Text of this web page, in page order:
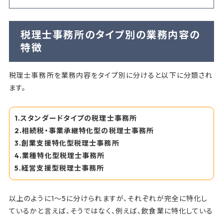
税理士事務所のタイプ別の業務内容の
特徴
税理士事務所を業務内容をタイプ別に分けると以下に分類され
ます。
1.スタンダードタイプの税理士事務所
2.相続税・事業承継特化型の税理士事務所
3.創業支援特化型税理士事務所
4.業種特化型税理士事務所
5.経営支援型税理士事務所
以上のように1～5に分けられますが、それぞれが完全に特化し
ているかと言えば、そうではなく、例えば、飲食業に特化している